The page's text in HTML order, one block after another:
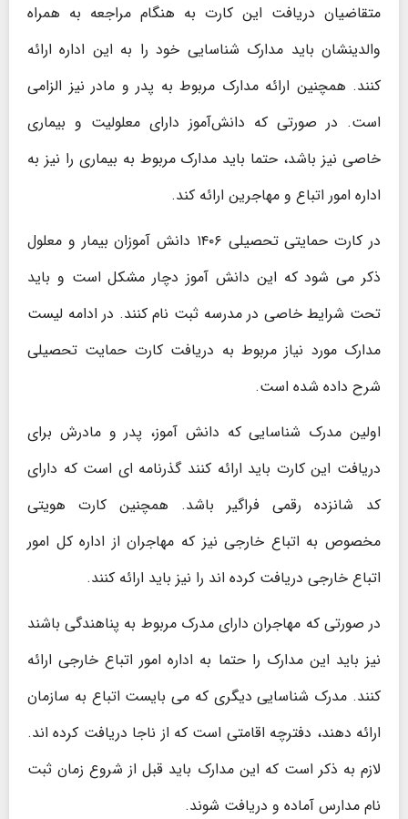
متقاضیان دریافت این کارت به ‌هنگام مراجعه به همراه
والدینشان باید مدارک شناسایی خود را به این اداره ارائه
کنند. همچنین ارائه مدارک مربوط به پدر و مادر نیز الزامی
است. در صورتی‌ که دانش‌آموز دارای معلولیت و بیماری
خاصی نیز باشد، حتما باید مدارک مربوط به بیماری را نیز به
اداره امور اتباع و مهاجرین ارائه کند.
در کارت حمایتی تحصیلی ۱۴۰۶ دانش ‌آموزان بیمار و معلول
ذکر می ‌شود که این دانش ‌آموز دچار مشکل است و باید
تحت شرایط خاصی در مدرسه ثبت ‌نام کنند. در ادامه لیست
مدارک مورد نیاز مربوط به دریافت کارت حمایت تحصیلی
شرح داده شده ‌است.
اولین مدرک شناسایی که دانش ‌آموز، پدر و مادرش برای
دریافت این کارت باید ارائه کنند گذرنامه ‌ای است که دارای
کد شانزده رقمی فراگیر باشد. همچنین کارت هویتی
مخصوص به اتباع خارجی نیز که مهاجران از اداره‌ کل امور
اتباع خارجی دریافت کرده‌ اند را نیز باید ارائه کنند.
در صورتی‌ که مهاجران دارای مدرک مربوط به پناهندگی باشند
نیز باید این مدارک را حتما به اداره امور اتباع خارجی ارائه
کنند. مدرک شناسایی دیگری که می بایست اتباع به سازمان
ارائه دهند، دفترچه اقامتی است که از ناجا دریافت کرده‌ اند.
لازم به ذکر است که این مدارک باید قبل از شروع زمان ثبت
نام مدارس آماده و دریافت شوند.